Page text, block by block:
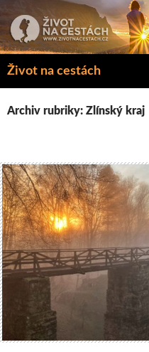
k
obsahu
Život na cestách
Hledat
Archiv rubriky: Zlínský kraj